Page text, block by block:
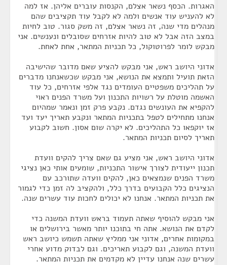
האגרות. הכסף נשאר אצלם, הקנסות עוברים אליהן. אז למה
לא להעניש עוד אנשים ולמה לא לקבל עוד תקציבים שהם
מנהלים מדי שנה, זה נשאר אצלם, זה משק סגור. טוב לחיות
במצב הזה אבל לא טוב להיות אזרחים שסובלים ונענשים. אני
מבקש לומר לפרוטוקול, כל תכניות המתאר, אחת לאחת.
אדוני היושב ראש, אני מבקש להציע שאם מדובר שהישיבה
הזאת תועיל ותמצא את הנושא, אני מבקש שכשאנחנו מדברים
על תהליכים משפטיים העומדים נגד אלפי אזרחים, כל עוד
האשמה מוטלת על רשויות התכנון ועל משרד הפנים ראוי
להקפיא את העונשים נגדם. נקבע פרק זמן ונאמר שמהיום
אנחנו מתחילים לטפל בתכניות המתאר ונקבע תאריך יעד ועד
אז יוקפאו כל התהליכים. לא יקרה שום אסון. חשוב לקבוע
תאריך לסיום תכניות המתאר.
אדוני היושב ראש, אני מציע גם שאם צריך להקים וועדת
תכנון ייעודית לצורך אישור התכניות, שומעים אותי כאן נציגי
משרד הפנים שנמצאים כאן, להקים וועדה שתורכב עם
הנציגים כלל הקבועים בדרך כלל, ולהקציב לה זמן כדי לגמור
את תכניות המתאר. אנחנו לא יכולים לחכות עוד עשרים שנה.
אני מבקש להוסיף שאתה תעמוד בראש וועדת המשנה כדי
לקדם את הנושא. אתה חי בתוכנו יותר מאשר בירושלים או
במקומות אחרים, אדוני אני ממליץ שאתה תשמש כיושב ראש
וועדת המשנה, וגם לקבוע תאריכים. וגם לבדוק מדוע אחרי
עשרים שנה אנחנו עדיין לא מקדמים את תכניות המתאר.